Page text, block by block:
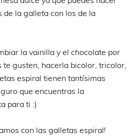
de la galleta con los de la
la vainilla y el chocolate por
te gusten, hacerla bicolor, tricolor,
espiral tienen tantísimas
que encuentras la
para ti :)
con las galletas espiral!